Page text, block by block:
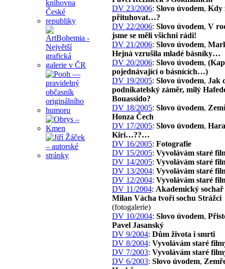
DV 23/2006: Slovo úvodem, Kdy
přituhovat…?
DV 22/2006: Slovo úvodem, V
jsme se měli všichni rádi!
DV 21/2006: Slovo úvodem,
Hejná vzrušila mladé básníky…
DV 20/2006: Slovo úvodem,
pojednávající o básnících…)
DV 19/2005: Slovo úvodem, Jak
podnikatelský záměr, milý
Bouassido?
DV 18/2005: Slovo úvodem,
Honza Čech
DV 17/2005: Slovo úvodem, Hara
Kiri…??…
DV 16/2005: Fotografie
DV 15/2005: Vyvolávám staré
DV 14/2005: Vyvolávám staré
DV 13/2004: Vyvolávám staré
DV 12/2004: Vyvolávám staré
DV 11/2004: Akademický sochař
Milan Vácha tvoří sochu Strážci
(fotogalerie)
DV 10/2004: Slovo úvodem,
Pavel Jasanský
DV 9/2004: Dům života i smrti
DV 8/2004: Vyvolávám staré
DV 7/2003: Vyvolávám staré
DV 6/2003: Slovo úvodem,